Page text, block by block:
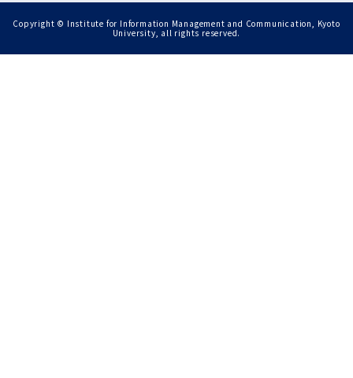
Copyright © Institute for Information Management and Communication, Kyoto
University, all rights reserved.